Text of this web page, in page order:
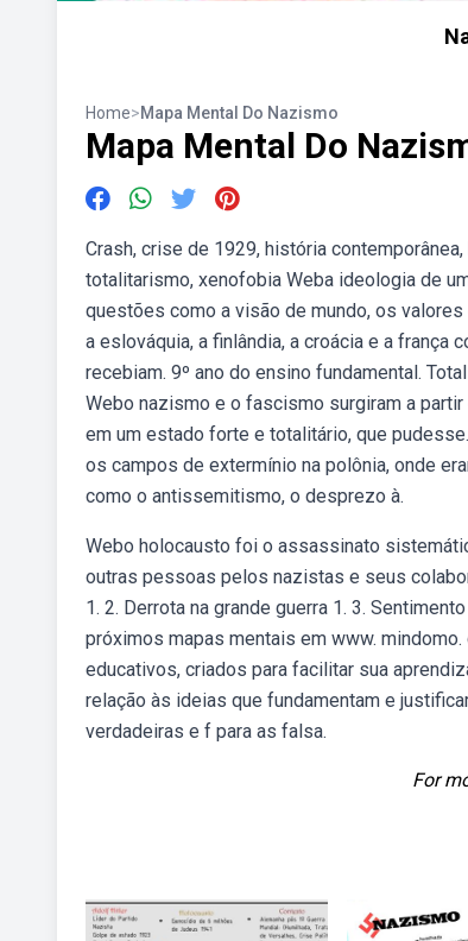
Home>Mapa Mental Do Nazismo
Mapa Mental Do
Crash, crise de 1929, história
totalitarismo, xenofobia Weba ideologia de
questões como a visão de mundo, os
a eslováquia, a finlândia, a croácia e a frança
recebiam. 9º ano do ensino fundamental.
Webo nazismo e o fascismo surgiram a
em um estado forte e totalitário, que
os campos de extermínio na polônia, onde
como o antissemitismo, o desprezo à.
Webo holocausto foi o assassinato
outras pessoas pelos nazistas e seus
1. 2. Derrota na grande guerra 1. 3.
próximos mapas mentais em www.
educativos, criados para facilitar sua
relação às ideias que fundamentam e
verdadeiras e f para as falsa.
For